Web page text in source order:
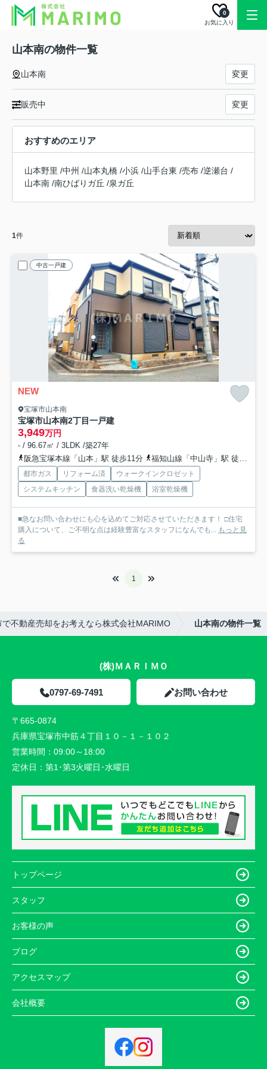
お気に入り
0
山本南の物件一覧
山本南 変更
販売中 変更
おすすめのエリア
山本野里 /中州 /山本丸橋 /小浜 /山手台東 /売布 /逆瀬台 /
山本南 /南ひばりガ丘 /泉ガ丘
1件
中古一戸建
NEW
宝塚市山本南
宝塚市山本南2丁目一戸建
3,949万円
- / 96.67㎡ / 3LDK /築27年
阪急宝塚本線「山本」駅 徒歩11分
福知山線「中山寺」駅 徒歩28分
都市ガス リフォーム済
ウォークインクロゼット
システムキッチン
食器洗い乾燥機 浴室乾燥機
■急なお問い合わせにも心を込めてご対応させていただきます！ □住宅
購入について、ご不明な点は経験豊富なスタッフになんでも... もっと見
る
1
で不動産売却をお考えなら株式会社MARIMO 山本南の物件一覧
(株)ＭＡＲＩＭＯ
0797-69-7491 お問い合わせ
〒665-0874
兵庫県宝塚市中筋４丁目１０－１－１０２
営業時間： 09:00～18:00
定休日： 第1･第3火曜日･水曜日
トップページ
スタッフ
お客様の声
ブログ
アクセスマップ
会社概要